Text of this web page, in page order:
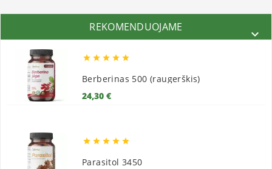
REKOMENDUOJAME

    
Berberinas 500 (raugerškis)
24,30 €Kaina
    
Parasitol 3450